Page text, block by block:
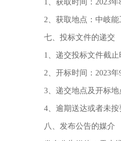
1、获取时间：2023年
2、获取地点：中岐能
七、投标文件的递交
1、递交投标文件截止
2、开标时间：2023年
3、递交地点及开标地
4、逾期送达或者未按
八、发布公告的媒介